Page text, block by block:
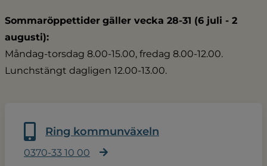
Sommaröppettider gäller vecka 28-31 (6 juli - 2
augusti):
Måndag-torsdag 8.00-15.00, fredag 8.00-12.00.
Lunchstängt dagligen 12.00-13.00.
Ring kommunväxeln
0370-33 10 00